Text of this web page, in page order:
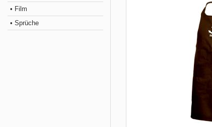
• Film
• Sprüche